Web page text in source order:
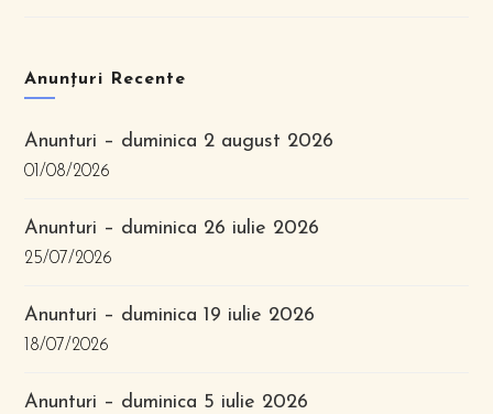
Anunțuri Recente
Anunturi – duminica 2 august 2026
01/08/2026
Anunturi – duminica 26 iulie 2026
25/07/2026
Anunturi – duminica 19 iulie 2026
18/07/2026
Anunturi – duminica 5 iulie 2026